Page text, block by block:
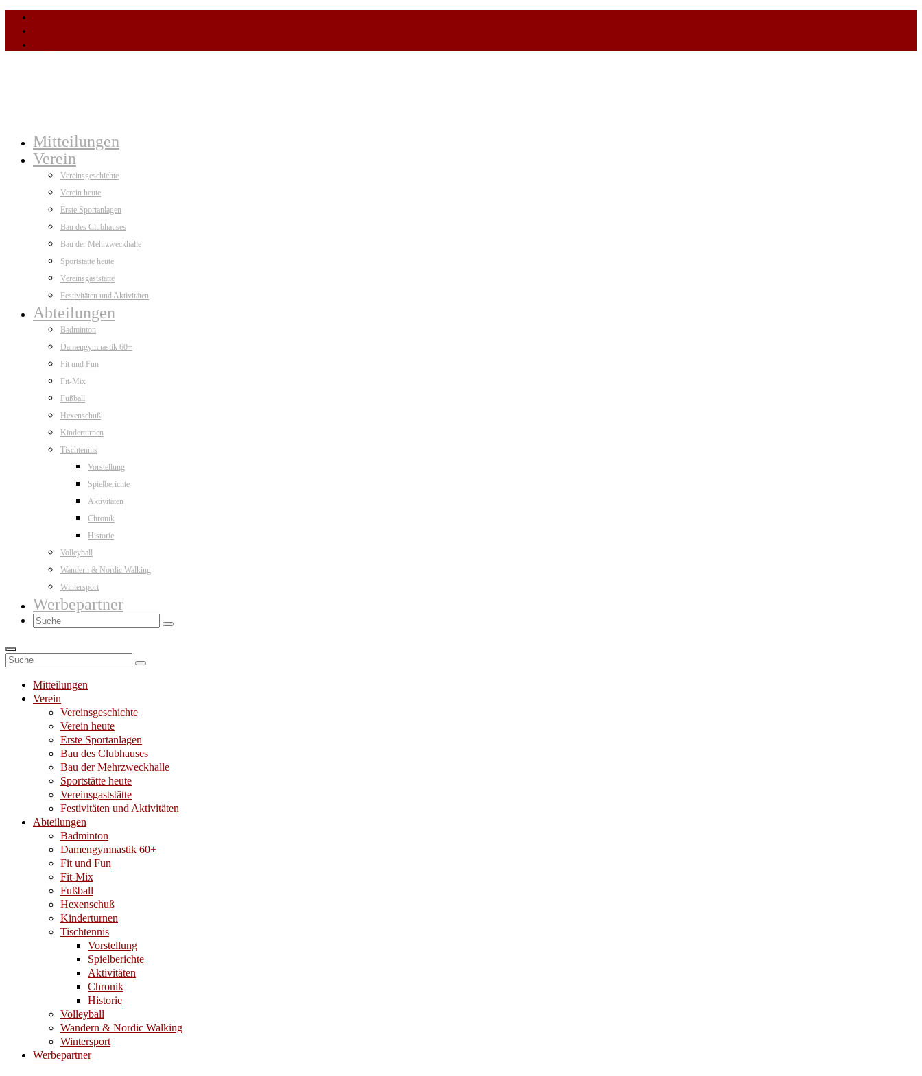
Mitteilungen
Verein
Vereinsgeschichte
Verein heute
Erste Sportanlagen
Bau des Clubhauses
Bau der Mehrzweckhalle
Sportstätte heute
Vereinsgaststätte
Festivitäten und Aktivitäten
Abteilungen
Badminton
Damengymnastik 60+
Fit und Fun
Fit-Mix
Fußball
Hexenschuß
Kinderturnen
Tischtennis
Vorstellung
Spielberichte
Aktivitäten
Chronik
Historie
Volleyball
Wandern & Nordic Walking
Wintersport
Werbepartner
Suche
Suche
Mitteilungen
Verein
Vereinsgeschichte
Verein heute
Erste Sportanlagen
Bau des Clubhauses
Bau der Mehrzweckhalle
Sportstätte heute
Vereinsgaststätte
Festivitäten und Aktivitäten
Abteilungen
Badminton
Damengymnastik 60+
Fit und Fun
Fit-Mix
Fußball
Hexenschuß
Kinderturnen
Tischtennis
Vorstellung
Spielberichte
Aktivitäten
Chronik
Historie
Volleyball
Wandern & Nordic Walking
Wintersport
Werbepartner